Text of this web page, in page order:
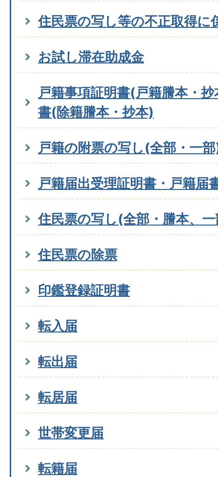
住民票の写し等の不正取得に
お試し滞在助成金
戸籍事項証明書(戸籍謄本・
書(除籍謄本・抄本)
戸籍の附票の写し(全部・一
戸籍届出受理証明書・戸籍届
住民票の写し(全部・謄本、
住民票の除票
印鑑登録証明書
転入届
転出届
転居届
世帯変更届
転籍届